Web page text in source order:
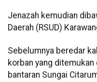
Jenazah kemudian
Daerah (RSUD)
Sebelumnya beredar
korban yang
bantaran Sungai